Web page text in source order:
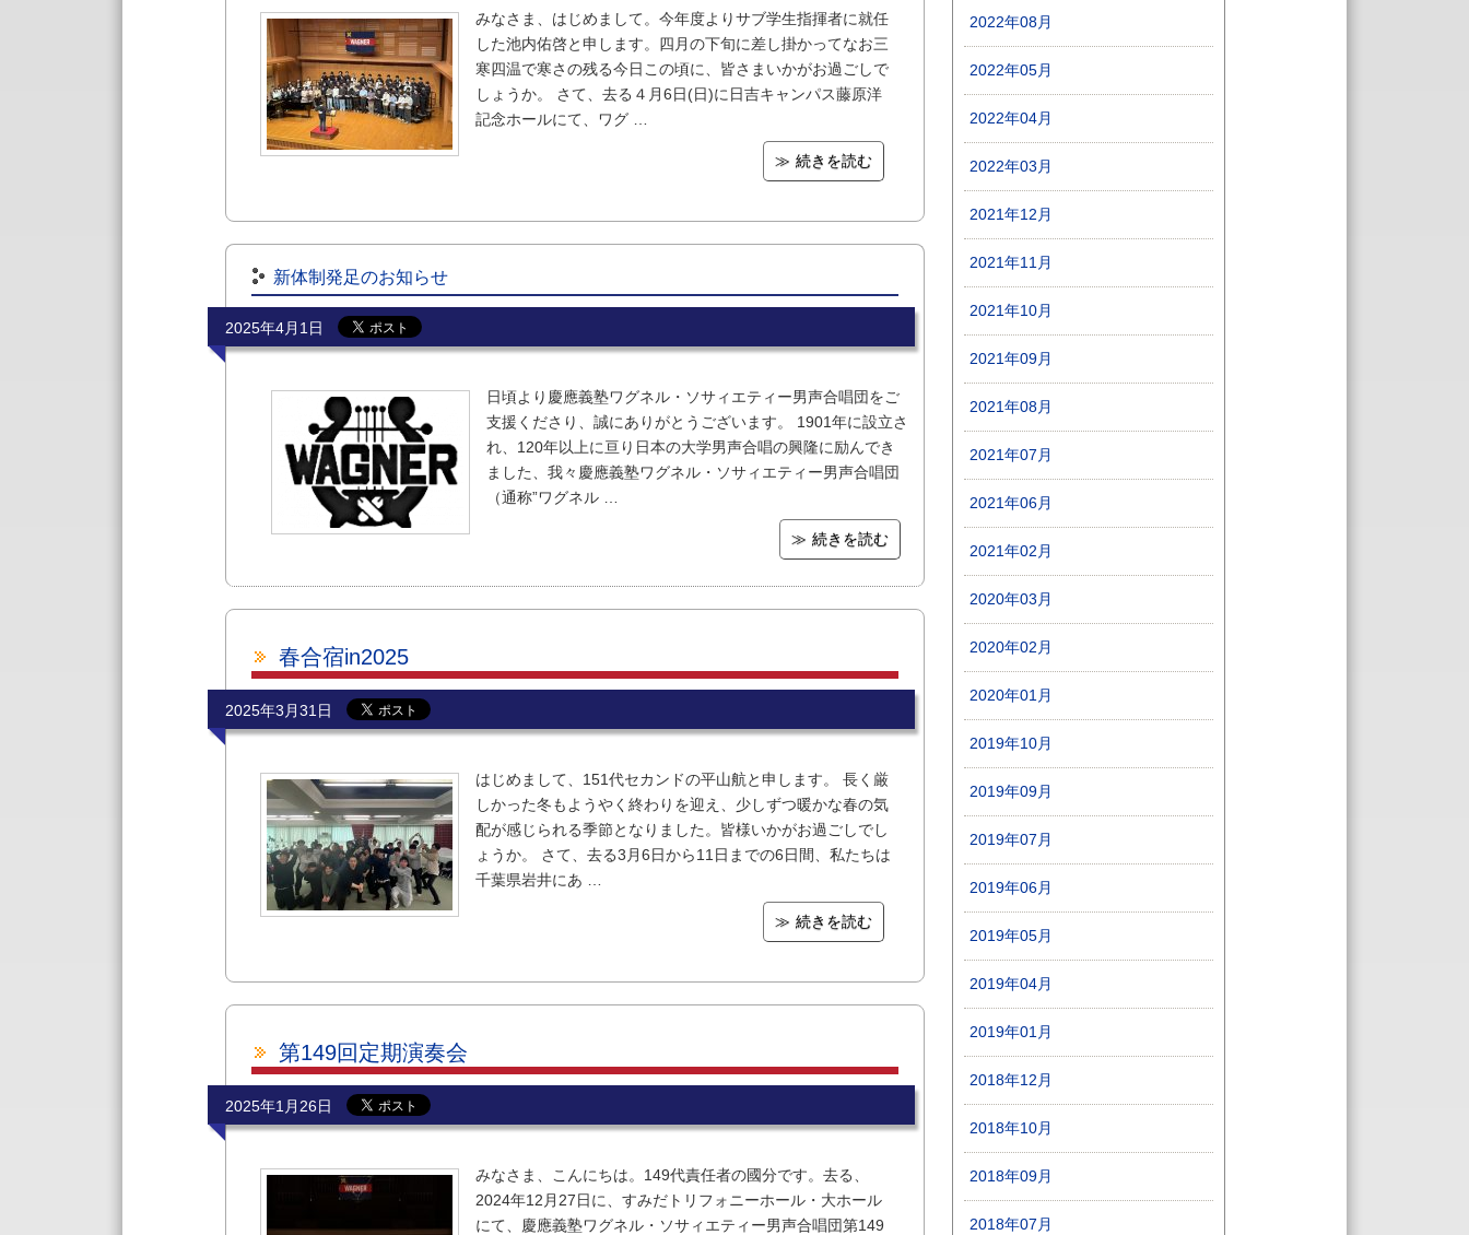
みなさま、はじめまして。今年度よりサブ学生指揮者に就任
した池内佑啓と申します。四月の下旬に差し掛かってなお三
寒四温で寒さの残る今日この頃に、皆さまいかがお過ごしで
しょうか。 さて、去る４月6日(日)に日吉キャンパス藤原洋
記念ホールにて、ワグ …
続きを読む
新体制発足のお知らせ
2025年4月1日
日頃より慶應義塾ワグネル・ソサィエティー男声合唱団をご
支援くださり、誠にありがとうございます。 1901年に設立さ
れ、120年以上に亘り日本の大学男声合唱の興隆に励んでき
ました、我々慶應義塾ワグネル・ソサィエティー男声合唱団
（通称”ワグネル …
続きを読む
春合宿in2025
2025年3月31日
はじめまして、151代セカンドの平山航と申します。 長く厳
しかった冬もようやく終わりを迎え、少しずつ暖かな春の気
配が感じられる季節となりました。皆様いかがお過ごしでし
ょうか。 さて、去る3月6日から11日までの6日間、私たちは
千葉県岩井にあ …
続きを読む
第149回定期演奏会
2025年1月26日
みなさま、こんにちは。149代責任者の國分です。去る、
2024年12月27日に、すみだトリフォニーホール・大ホール
にて、慶應義塾ワグネル・ソサィエティー男声合唱団第149
2022年08月
2022年05月
2022年04月
2022年03月
2021年12月
2021年11月
2021年10月
2021年09月
2021年08月
2021年07月
2021年06月
2021年02月
2020年03月
2020年02月
2020年01月
2019年10月
2019年09月
2019年07月
2019年06月
2019年05月
2019年04月
2019年01月
2018年12月
2018年10月
2018年09月
2018年07月